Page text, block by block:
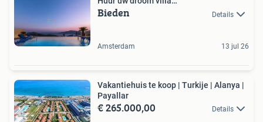
Bieden Details
Amsterdam 13 jul 26
Vakantiehuis te koop | Turkije | Alanya |
Payallar
€ 265.000,00 Details